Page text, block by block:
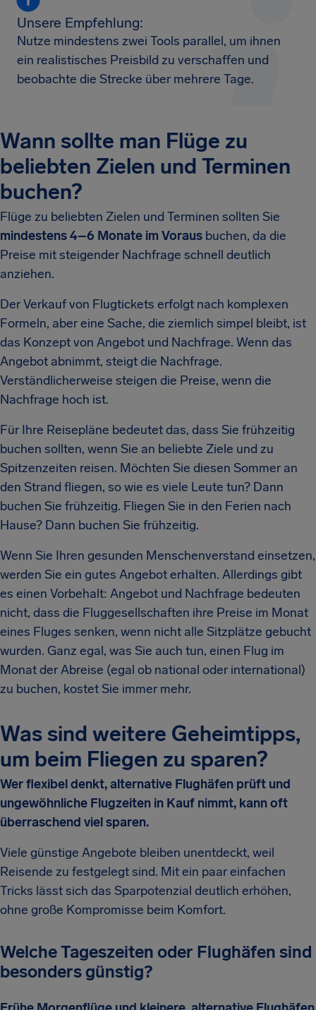
Unsere Empfehlung:
Nutze mindestens zwei Tools parallel, um ihnen
ein realistisches Preisbild zu verschaffen und
beobachte die Strecke über mehrere Tage.
Wann sollte man Flüge zu
beliebten Zielen und Terminen
buchen?
Flüge zu beliebten Zielen und Terminen sollten Sie
mindestens 4–6 Monate im Voraus buchen, da die
Preise mit steigender Nachfrage schnell deutlich
anziehen.
Der Verkauf von Flugtickets erfolgt nach komplexen
Formeln, aber eine Sache, die ziemlich simpel bleibt, ist
das Konzept von Angebot und Nachfrage. Wenn das
Angebot abnimmt, steigt die Nachfrage.
Verständlicherweise steigen die Preise, wenn die
Nachfrage hoch ist.
Für Ihre Reisepläne bedeutet das, dass Sie frühzeitig
buchen sollten, wenn Sie an beliebte Ziele und zu
Spitzenzeiten reisen. Möchten Sie diesen Sommer an
den Strand fliegen, so wie es viele Leute tun? Dann
buchen Sie frühzeitig. Fliegen Sie in den Ferien nach
Hause? Dann buchen Sie frühzeitig.
Wenn Sie Ihren gesunden Menschenverstand einsetzen,
werden Sie ein gutes Angebot erhalten. Allerdings gibt
es einen Vorbehalt: Angebot und Nachfrage bedeuten
nicht, dass die Fluggesellschaften ihre Preise im Monat
eines Fluges senken, wenn nicht alle Sitzplätze gebucht
wurden. Ganz egal, was Sie auch tun, einen Flug im
Monat der Abreise (egal ob national oder international)
zu buchen, kostet Sie immer mehr.
Was sind weitere Geheimtipps,
um beim Fliegen zu sparen?
Wer flexibel denkt, alternative Flughäfen prüft und
ungewöhnliche Flugzeiten in Kauf nimmt, kann oft
überraschend viel sparen.
Viele günstige Angebote bleiben unentdeckt, weil
Reisende zu festgelegt sind. Mit ein paar einfachen
Tricks lässt sich das Sparpotenzial deutlich erhöhen,
ohne große Kompromisse beim Komfort.
Welche Tageszeiten oder Flughäfen sind
besonders günstig?